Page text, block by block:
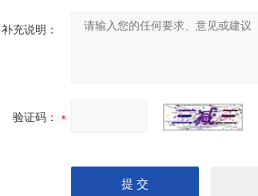
补充说明：
验证码：